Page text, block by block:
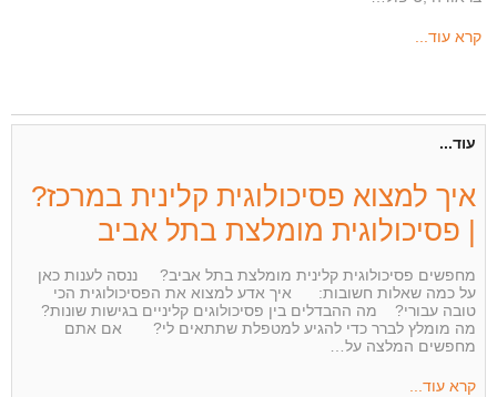
קרא עוד...
עוד...
איך למצוא פסיכולוגית קלינית במרכז?
| פסיכולוגית מומלצת בתל אביב
מחפשים פסיכולוגית קלינית מומלצת בתל אביב? ננסה לענות כאן
על כמה שאלות חשובות: איך אדע למצוא את הפסיכולוגית הכי
טובה עבורי? מה ההבדלים בין פסיכולוגים קליניים בגישות שונות?
מה מומלץ לברר כדי להגיע למטפלת שתתאים לי? אם אתם
מחפשים המלצה על…
קרא עוד...